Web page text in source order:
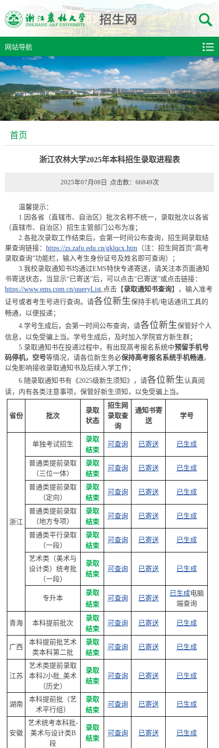
网站导航
首页
浙江农林大学2025年本科招生录取进程表
2025年07月08日 点击数： 66849次
温馨提示：
1.因各省（直辖市、自治区）批次名称不统一，录取批次以各省
（直辖市、自治区）招生主管部门公布为准；
2.各批次录取工作结束后，会第一时间公布查询，招生网录取结
果查询链接： https://zs.zafu.edu.cn/gklqcx.htm （注：招生网首页“高考
录取查询”功能栏，输入考生身份证号及姓名即可查询）；
3.我校录取通知书均通过EMS特快专递寄送，请关注本页面通知
书寄送状态，当显示“已寄送”后，可以点击“已寄送”或点击链接：
https://www.ems.com.cn/queryList,点击【录取通知书查询】，输入准考
证号或者考生号进行查询。请各位新生保持手机/电话通讯工具的
畅通，以便投递；
4.学号生成后，会第一时间公布查询，请各位新生保管好个人
信息，以免受骗上当。学号生成后，及时加入学院官方新生群；
5.录取通知书在投递过程中，有出现高考报名系统中预留手机号
码停机，空号等情况，请各位新生务必保持高考报名系统手机畅通，
以免影响接收录取通知书及后续入学工作；
6.随录取通知书有《2025级新生须知》，请各位新生认真阅
读，内有各类注意事项，保管好新生须知，以免受骗上当。
省份 批次
录取
状态
招生网
录取查
询
通知书寄
送
学号
浙江
单独考试招生
录取
结束
可查询 已寄送 已生成
普通类提前录取
（三位一体）
录取
结束
可查询 已寄送 已生成
普通类提前录取
（定向）
录取
结束
可查询 已寄送 已生成
普通类提前录取
（地方专项）
录取
结束
可查询 已寄送 已生成
普通类平行录取
（一段）
录取
结束
可查询 已寄送 已生成
艺术类（美术与
设计类）统考批
（一段）
录取
结束
可查询 已寄送 已生成
专升本
录取
结束
可查询 已寄送
已生成电脑
端查询
青海 本科提前批次
录取
结束
可查询 已寄送 已生成
广西
本科提前批艺术
类本科第二批
录取
结束
可查询 已寄送 已生成
江苏
艺术类提前录取
本科2小批_美术
（历史）
录取
结束
可查询 已寄送 已生成
湖南
本科提前批（艺
术平行组）
录取
结束
可查询 已寄送 已生成
安徽
艺术统考本科批-
美术与设计类B
段
录取
结束
可查询 已寄送 已生成